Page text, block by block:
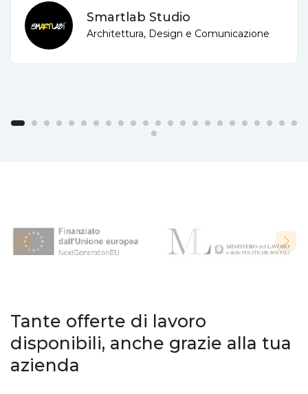
Smartlab Studio
Architettura, Design e Comunicazione
Tante offerte di lavoro
disponibili, anche grazie alla tua
azienda